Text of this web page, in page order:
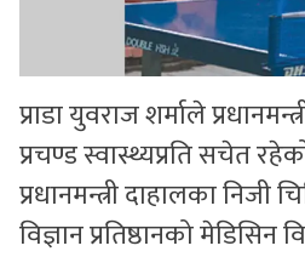
प्राडा युवराज शर्माले
प्रचण्ड स्वास्थ्यप्रति सचेत
प्रधानमन्त्री दाहालका निजी
विज्ञान प्रतिष्ठानको मेडिसिन